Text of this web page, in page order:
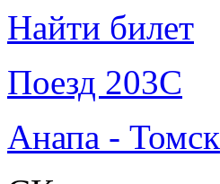
Найти билет
Поезд 203С
Анапа - Томск